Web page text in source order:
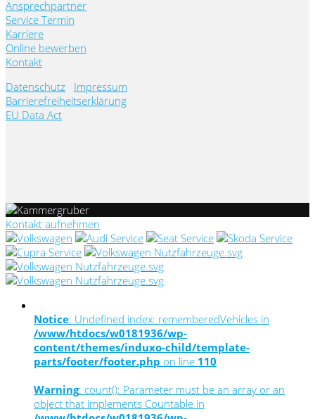
Ansprechpartner
Service Termin
Karriere
Online bewerben
Kontakt
Datenschutz
Impressum
Barrierefreiheitserklärung
EU Data Act
Kontakt aufnehmen
Notice: Undefined index: rememberedVehicles in
/www/htdocs/w0181936/wp-
content/themes/induxo-child/template-
parts/footer/footer.php on line 110
Warning: count(): Parameter must be an array or an
object that implements Countable in